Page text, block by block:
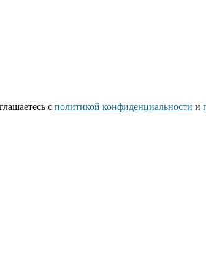
c политикой конфиденциальности и